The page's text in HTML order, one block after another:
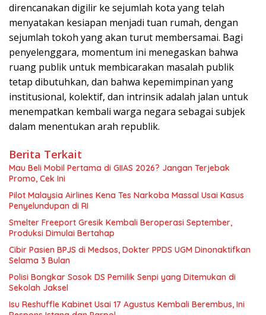
direncanakan digilir ke sejumlah kota yang telah
menyatakan kesiapan menjadi tuan rumah, dengan
sejumlah tokoh yang akan turut membersamai. Bagi
penyelenggara, momentum ini menegaskan bahwa
ruang publik untuk membicarakan masalah publik
tetap dibutuhkan, dan bahwa kepemimpinan yang
institusional, kolektif, dan intrinsik adalah jalan untuk
menempatkan kembali warga negara sebagai subjek
dalam menentukan arah republik.
Berita Terkait
Mau Beli Mobil Pertama di GIIAS 2026? Jangan Terjebak
Promo, Cek Ini
Pilot Malaysia Airlines Kena Tes Narkoba Massal Usai Kasus
Penyelundupan di RI
Smelter Freeport Gresik Kembali Beroperasi September,
Produksi Dimulai Bertahap
Cibir Pasien BPJS di Medsos, Dokter PPDS UGM Dinonaktifkan
Selama 3 Bulan
Polisi Bongkar Sosok DS Pemilik Senpi yang Ditemukan di
Sekolah Jaksel
Isu Reshuffle Kabinet Usai 17 Agustus Kembali Berembus, Ini